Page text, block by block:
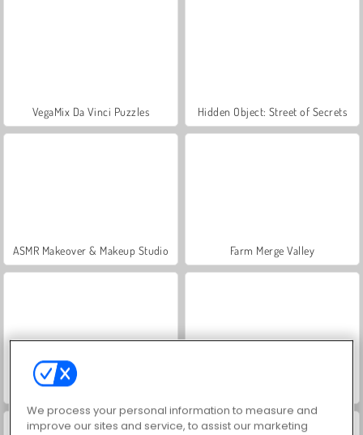
VegaMix Da Vinci Puzzles Hidden Object: Street of Secrets
ASMR Makeover & Makeup Studio Farm Merge Valley
Let's Fish!
We process your personal information to measure and
improve our sites and service, to assist our marketing